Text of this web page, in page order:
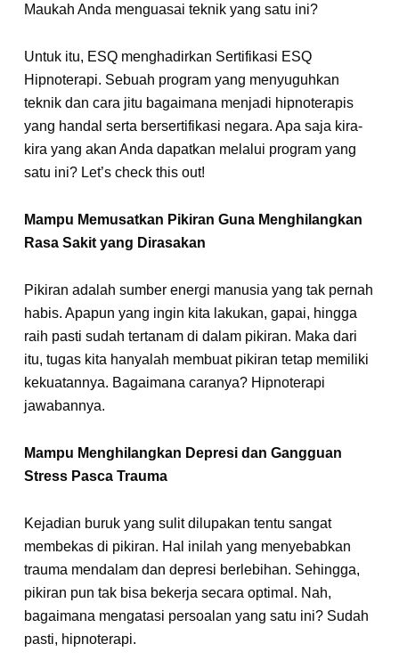
Maukah Anda menguasai teknik yang satu ini?
Untuk itu, ESQ menghadirkan Sertifikasi ESQ
Hipnoterapi. Sebuah program yang menyuguhkan
teknik dan cara jitu bagaimana menjadi hipnoterapis
yang handal serta bersertifikasi negara. Apa saja kira-
kira yang akan Anda dapatkan melalui program yang
satu ini? Let’s check this out!
Mampu Memusatkan Pikiran Guna Menghilangkan
Rasa Sakit yang Dirasakan
Pikiran adalah sumber energi manusia yang tak pernah
habis. Apapun yang ingin kita lakukan, gapai, hingga
raih pasti sudah tertanam di dalam pikiran. Maka dari
itu, tugas kita hanyalah membuat pikiran tetap memiliki
kekuatannya. Bagaimana caranya? Hipnoterapi
jawabannya.
Mampu Menghilangkan Depresi dan Gangguan
Stress Pasca Trauma
Kejadian buruk yang sulit dilupakan tentu sangat
membekas di pikiran. Hal inilah yang menyebabkan
trauma mendalam dan depresi berlebihan. Sehingga,
pikiran pun tak bisa bekerja secara optimal. Nah,
bagaimana mengatasi persoalan yang satu ini? Sudah
pasti, hipnoterapi.